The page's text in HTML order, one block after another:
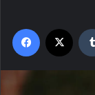
Facebook